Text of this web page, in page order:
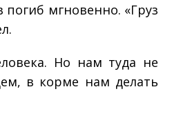
погиб мгновенно. «Груз
Но нам туда не
в корме нам делать